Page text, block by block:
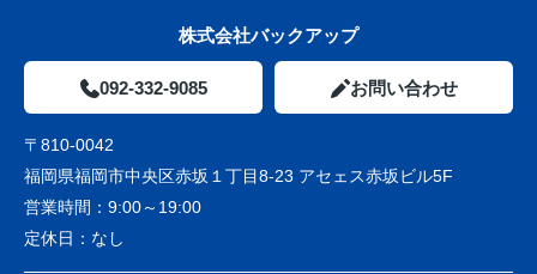
株式会社バックアップ
092-332-9085 お問い合わせ
〒810-0042
福岡県福岡市中央区赤坂１丁目8-23 アセェス赤坂ビル5F
営業時間： 9:00～19:00
定休日： なし